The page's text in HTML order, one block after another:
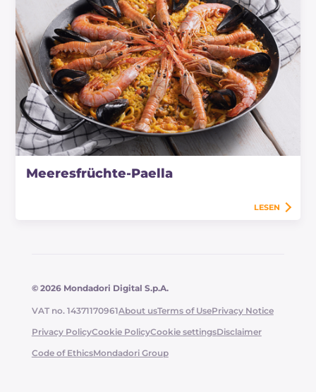
Meeresfrüchte-Paella
LESEN
© 2026 Mondadori Digital S.p.A.
VAT no. 14371170961About usTerms of UsePrivacy Notice
Privacy PolicyCookie PolicyCookie settingsDisclaimer
Code of EthicsMondadori Group